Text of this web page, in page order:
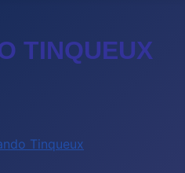
TINQUEUX
Tinqueux